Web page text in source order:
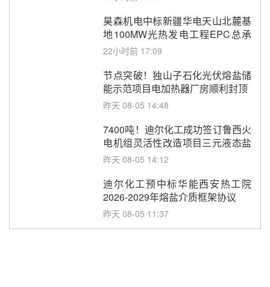
昊森机电中标新疆华电天山北麓基
地100MW光热发电工程EPC总承
包项目熔盐介质超声波流量计采购
22小时前 17:09
节点突破！独山子石化光伏熔盐储
能示范项目电加热器厂房顺利封顶
昨天 08-05 14:48
7400吨！迪尔化工成功签订鲁西火
电机组灵活性改造项目三元液态盐
采购合同
昨天 08-05 14:12
迪尔化工预中标华能西安热工院
2026-2029年熔盐介质框架协议
昨天 08-05 11:37